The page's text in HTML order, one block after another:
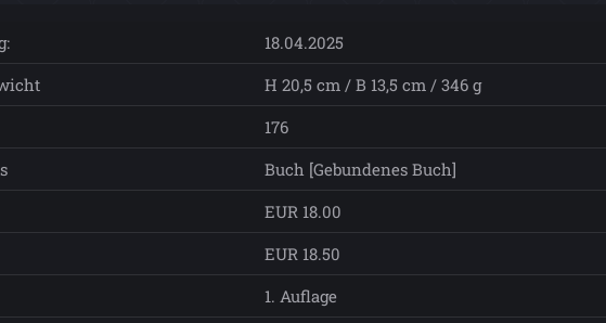
18.04.2025
H 20,5 cm / B 13,5 cm / 346 g
176
Buch [Gebundenes Buch]
EUR 18.00
EUR 18.50
1. Auflage